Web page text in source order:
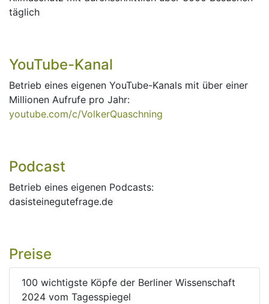
täglich
YouTube-Kanal
Betrieb eines eigenen YouTube-Kanals mit über einer
Millionen Aufrufe pro Jahr:
youtube.com/c/VolkerQuaschning
Podcast
Betrieb eines eigenen Podcasts:
dasisteinegutefrage.de
Preise
100 wichtigste Köpfe der Berliner Wissenschaft
2024 vom Tagesspiegel